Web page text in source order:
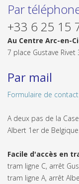
Par
+33 6 25 15
Au Centre Arc-en-
7 place Gustave Rivet
Par mail
Formulaire de contact
A deux pas de la
Albert 1er de
Facile d'accès en
tram ligne C, arrêt
tram ligne A, arrêt